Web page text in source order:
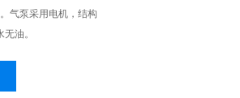
气泵采用电机，结构
油。